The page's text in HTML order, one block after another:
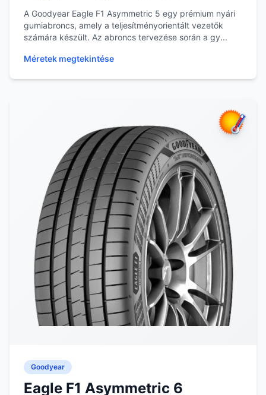
A Goodyear Eagle F1 Asymmetric 5 egy prémium nyári
gumiabroncs, amely a teljesítményorientált vezetők
számára készült. Az abroncs tervezése során a gy...
Méretek megtekintése
Goodyear
Eagle F1 Asymmetric 6